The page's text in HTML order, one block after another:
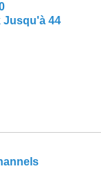
Jusqu'à 44